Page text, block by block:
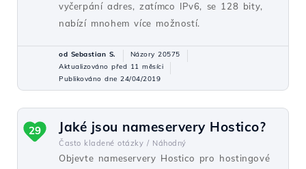
vyčerpání adres, zatímco IPv6, se 128 bity,
nabízí mnohem více možností.
od Sebastian S.
Názory 20575
Aktualizováno před 11 měsíci
Publikováno dne 24/04/2019
Jaké jsou nameservery Hostico?
Často kladené otázky / Náhodný
Objevte nameservery Hostico pro hostingové
29